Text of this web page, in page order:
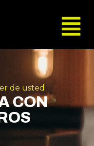
de usted
CON